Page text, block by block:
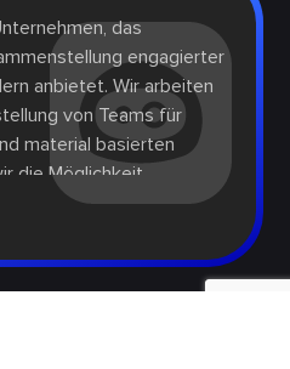
das
engagierter
anbietet. Wir arbeiten
von Teams für
material basierten
die Möglichkeit,
Seite remote zu
in der
internes Entwicklungsteam
zu
mit schneller